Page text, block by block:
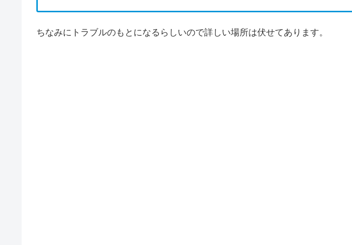
ちなみにトラブルのもとになるらしいので詳しい場所は伏せてあります。